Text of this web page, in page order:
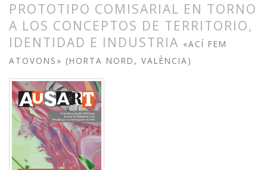
PROTOTIPO COMISARIAL EN TORNO
A LOS CONCEPTOS DE TERRITORIO,
IDENTIDAD E INDUSTRIA «ACÍ FEM
ATOVONS» (HORTA NORD, VALÈNCIA)